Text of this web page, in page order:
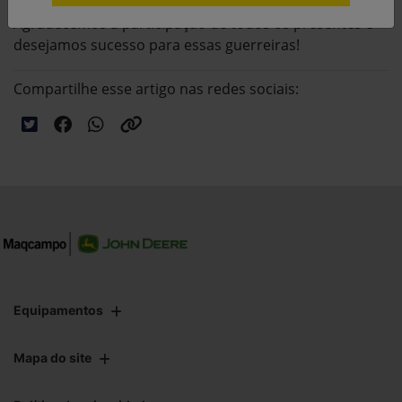
Agradecemos a participação de todos os presentes e
desejamos sucesso para essas guerreiras!
Compartilhe esse artigo nas redes sociais:
Equipamentos
Mapa do site